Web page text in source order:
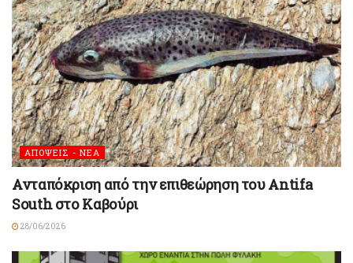
ΑΠΟΨΕΙΣ - ΝΕΑ
Ανταπόκριση από την επιθεώρηση του Antifa
South στο Καβούρι
28/06/2026